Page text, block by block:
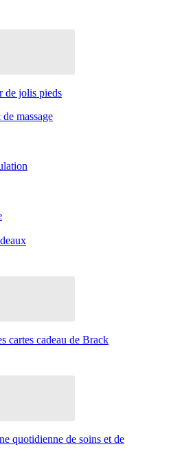
jolis pieds
massage
cartes cadeau de Brack
quotidienne de soins et de